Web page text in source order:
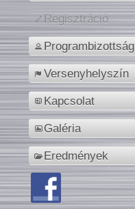
Regisztráció
Programbizottság
Versenyhelyszín
Kapcsolat
Galéria
Eredmények